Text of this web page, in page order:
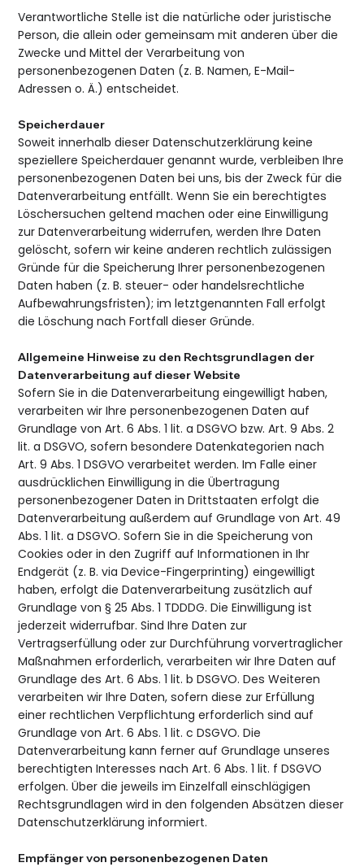
Verantwortliche Stelle ist die natürliche oder juristische
Person, die allein oder gemeinsam mit anderen über die
Zwecke und Mittel der Verarbeitung von
personenbezogenen Daten (z. B. Namen, E-Mail-
Adressen o. Ä.) entscheidet.
Speicherdauer
Soweit innerhalb dieser Datenschutzerklärung keine
speziellere Speicherdauer genannt wurde, verbleiben Ihre
personenbezogenen Daten bei uns, bis der Zweck für die
Datenverarbeitung entfällt. Wenn Sie ein berechtigtes
Löschersuchen geltend machen oder eine Einwilligung
zur Datenverarbeitung widerrufen, werden Ihre Daten
gelöscht, sofern wir keine anderen rechtlich zulässigen
Gründe für die Speicherung Ihrer personenbezogenen
Daten haben (z. B. steuer- oder handelsrechtliche
Aufbewahrungsfristen); im letztgenannten Fall erfolgt
die Löschung nach Fortfall dieser Gründe.
Allgemeine Hinweise zu den Rechtsgrundlagen der
Datenverarbeitung auf dieser Website
Sofern Sie in die Datenverarbeitung eingewilligt haben,
verarbeiten wir Ihre personenbezogenen Daten auf
Grundlage von Art. 6 Abs. 1 lit. a DSGVO bzw. Art. 9 Abs. 2
lit. a DSGVO, sofern besondere Datenkategorien nach
Art. 9 Abs. 1 DSGVO verarbeitet werden. Im Falle einer
ausdrücklichen Einwilligung in die Übertragung
personenbezogener Daten in Drittstaaten erfolgt die
Datenverarbeitung außerdem auf Grundlage von Art. 49
Abs. 1 lit. a DSGVO. Sofern Sie in die Speicherung von
Cookies oder in den Zugriff auf Informationen in Ihr
Endgerät (z. B. via Device-Fingerprinting) eingewilligt
haben, erfolgt die Datenverarbeitung zusätzlich auf
Grundlage von § 25 Abs. 1 TDDDG. Die Einwilligung ist
jederzeit widerrufbar. Sind Ihre Daten zur
Vertragserfüllung oder zur Durchführung vorvertraglicher
Maßnahmen erforderlich, verarbeiten wir Ihre Daten auf
Grundlage des Art. 6 Abs. 1 lit. b DSGVO. Des Weiteren
verarbeiten wir Ihre Daten, sofern diese zur Erfüllung
einer rechtlichen Verpflichtung erforderlich sind auf
Grundlage von Art. 6 Abs. 1 lit. c DSGVO. Die
Datenverarbeitung kann ferner auf Grundlage unseres
berechtigten Interesses nach Art. 6 Abs. 1 lit. f DSGVO
erfolgen. Über die jeweils im Einzelfall einschlägigen
Rechtsgrundlagen wird in den folgenden Absätzen dieser
Datenschutzerklärung informiert.
Empfänger von personenbezogenen Daten